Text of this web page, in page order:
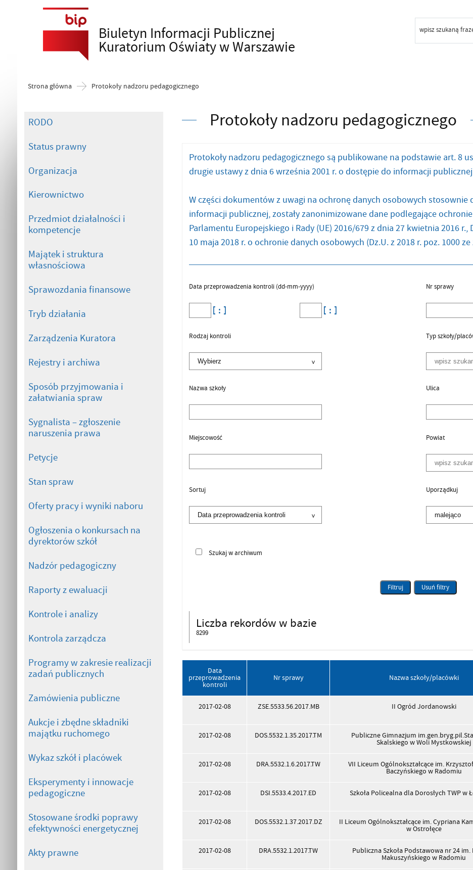
Biuletyn Informacji Publicznej
Kuratorium Oświaty w Warszawie
wpisz szukaną
Szukaj
Strona główna Protokoły nadzoru pedagogicznego
RODO
Status prawny
Organizacja
Kierownictwo
Przedmiot działalności i
kompetencje
Majątek i struktura
własnościowa
Sprawozdania finansowe
Tryb działania
Zarządzenia Kuratora
Rejestry i archiwa
Sposób przyjmowania i
załatwiania spraw
Sygnalista – zgłoszenie
naruszenia prawa
Petycje
Stan spraw
Oferty pracy i wyniki naboru
Ogłoszenia o konkursach na
dyrektorów szkół
Nadzór pedagogiczny
Raporty z ewaluacji
Kontrole i analizy
Kontrola zarządcza
Programy w zakresie realizacji
zadań publicznych
Zamówienia publiczne
Aukcje i zbędne składniki
majątku ruchomego
Wykaz szkół i placówek
Eksperymenty i innowacje
pedagogiczne
Stosowane środki poprawy
efektywności energetycznej
Akty prawne
Protokoły nadzoru pedagogicznego
Protokoły nadzoru pedagogicznego są publikowane na podstawie art. 8
drugie ustawy z dnia 6 września 2001 r. o dostępie do informacji publicznej
W części dokumentów z uwagi na ochronę danych osobowych stosownie
informacji publicznej, zostały zanonimizowane dane podlegające
Parlamentu Europejskiego i Rady (UE) 2016/679 z dnia 27 kwietnia 2016 r.,
10 maja 2018 r. o ochronie danych osobowych (Dz.U. z 2018 r. poz. 1000 ze
Data przeprowadzenia kontroli (dd-mm-yyyy) Nr sprawy
Rodzaj kontroli Typ szkoły/
Nazwa szkoły Ulica
Miejscowość Powiat
Sortuj Uporządkuj
Szukaj w archiwum
Filtruj Usuń filtry
Liczba rekordów w bazie
8299
Data
przeprowadzenia
kontroli
Nr sprawy Nazwa szkoły/placówki
2017-02-08 ZSE.5533.56.2017.MB II Ogród Jordanowski
2017-02-08 DOS.5532.1.35.2017.TM Publiczne Gimnazjum
Skalskiego w Woli Mystkowskiej
2017-02-08 DRA.5532.1.6.2017.TW VII Liceum Ogólnokształcące im.
Baczyńskiego w Radomiu
2017-02-08 DSI.5533.4.2017.ED Szkoła Policealna dla Dorosłych TWP w
2017-02-08 DOS.5532.1.37.2017.DZ II Liceum Ogólnokształcące im. Cypriana
w Ostrołęce
2017-02-08 DRA.5532.1.2017.TW Publiczna Szkoła Podstawowa nr 24
Makuszyńskiego w Radomiu